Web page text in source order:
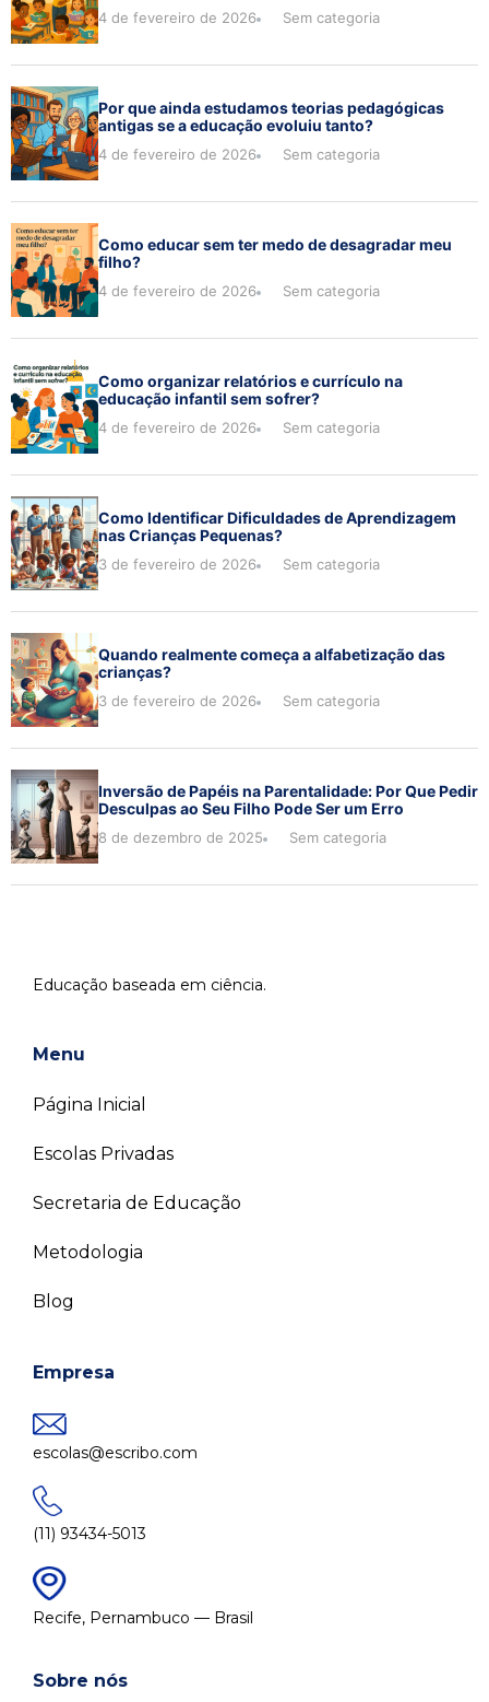
4 de fevereiro de 2026 Sem categoria
Por que ainda estudamos teorias pedagógicas
antigas se a educação evoluiu tanto?
4 de fevereiro de 2026 Sem categoria
Como educar sem ter medo de desagradar meu
filho?
4 de fevereiro de 2026 Sem categoria
Como organizar relatórios e currículo na
educação infantil sem sofrer?
4 de fevereiro de 2026 Sem categoria
Como Identificar Dificuldades de Aprendizagem
nas Crianças Pequenas?
3 de fevereiro de 2026 Sem categoria
Quando realmente começa a alfabetização das
crianças?
3 de fevereiro de 2026 Sem categoria
Inversão de Papéis na Parentalidade: Por Que Pedir
Desculpas ao Seu Filho Pode Ser um Erro
8 de dezembro de 2025 Sem categoria
Educação baseada em ciência.
Menu
Página Inicial
Escolas Privadas
Secretaria de Educação
Metodologia
Blog
Empresa
escolas@escribo.com
(11) 93434-5013
Recife, Pernambuco — Brasil
Sobre nós